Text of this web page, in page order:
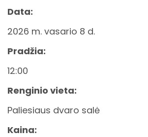
Data:
2026 m. vasario 8 d.
Pradžia:
12:00
Renginio vieta:
Paliesiaus dvaro salė
Kaina: